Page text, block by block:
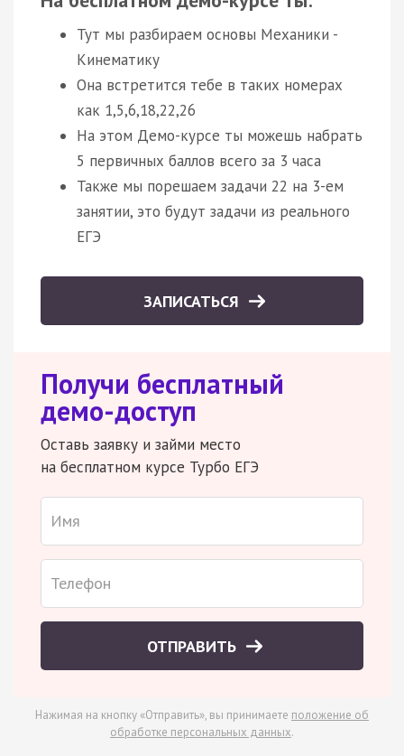
Тут мы разбираем основы Механики -
Кинематику
Она встретится тебе в таких номерах
как 1,5,6,18,22,26
На этом Демо-курсе ты можешь набрать
5 первичных баллов всего за 3 часа
Также мы порешаем задачи 22 на 3-ем
занятии, это будут задачи из реального
ЕГЭ
ЗАПИСАТЬСЯ
Получи бесплатный
демо-доступ
Оставь заявку и займи место
на бесплатном курсе Турбо ЕГЭ
ОТПРАВИТЬ
Нажимая на кнопку «Отправить», вы принимаете положение об
обработке персональных данных.